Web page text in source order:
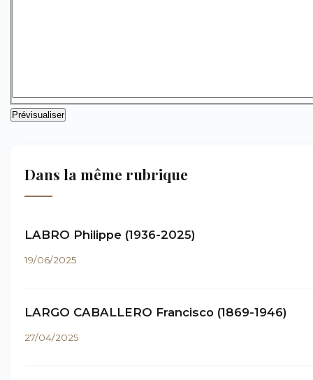
Dans la même rubrique
LABRO Philippe (1936-2025)
19/06/2025
LARGO CABALLERO Francisco (1869-1946)
27/04/2025